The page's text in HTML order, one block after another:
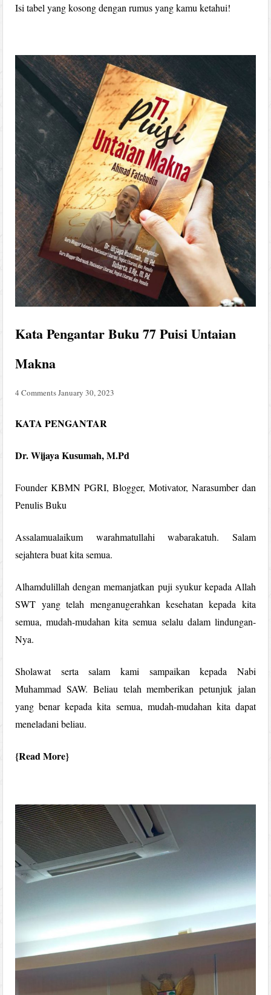
Isi tabel yang kosong dengan rumus yang kamu ketahui!
Kata Pengantar Buku 77 Puisi Untaian
Makna
4 CommentsJanuary 30, 2023
KATA PENGANTAR
Dr. Wijaya Kusumah, M.Pd
Founder KBMN PGRI, Blogger, Motivator, Narasumber dan
Penulis Buku
Assalamualaikum warahmatullahi wabarakatuh. Salam
sejahtera buat kita semua.
Alhamdulillah dengan memanjatkan puji syukur kepada Allah
SWT yang telah menganugerahkan kesehatan kepada kita
semua, mudah-mudahan kita semua selalu dalam lindungan-
Nya.
Sholawat serta salam kami sampaikan kepada Nabi
Muhammad SAW. Beliau telah memberikan petunjuk jalan
yang benar kepada kita semua, mudah-mudahan kita dapat
meneladani beliau.
Read More